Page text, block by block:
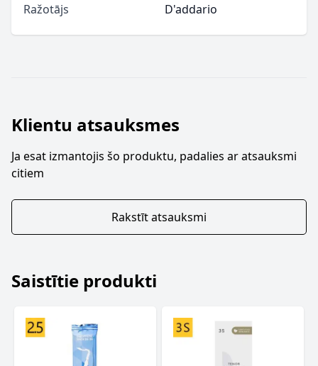
Ražotājs
D'addario
Klientu atsauksmes
Ja esat izmantojis šo produktu, padalies ar atsauksmi
citiem
Rakstīt atsauksmi
Saistītie produkti